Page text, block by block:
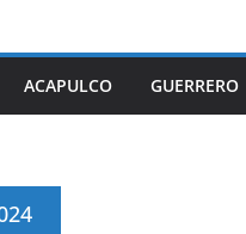
ACAPULCO GUERRERO